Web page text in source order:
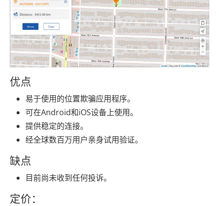
优点
易于使用的位置欺骗应用程序。
可在Android和iOS设备上使用。
提供稳定的连接。
经全球数百万用户亲身试用验证。
缺点
目前尚未收到任何投诉。
定价：